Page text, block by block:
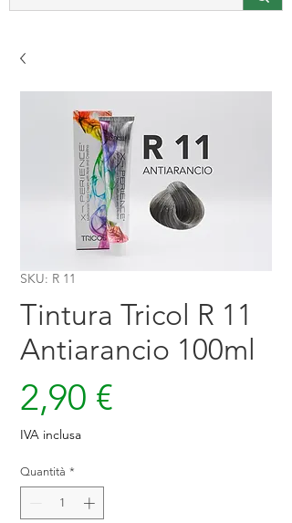
SKU: R 11
Tintura Tricol R 11
Antiarancio 100ml
2,90 €
IVA inclusa
Quantità *